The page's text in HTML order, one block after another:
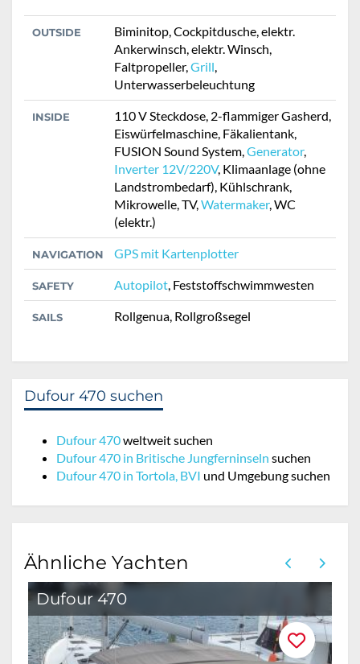
OUTSIDE
Biminitop, Cockpitdusche, elektr.
Ankerwinsch, elektr. Winsch,
Faltpropeller,Grill,
Unterwasserbeleuchtung
INSIDE
110 V Steckdose, 2-flammiger Gasherd,
Eiswürfelmaschine, Fäkalientank,
FUSION Sound System,Generator,
Inverter 12V/220V, Klimaanlage (ohne
Landstrombedarf), Kühlschrank,
Mikrowelle, TV,Watermaker, WC
(elektr.)
NAVIGATION GPS mit Kartenplotter
SAFETY Autopilot, Feststoffschwimmwesten
SAILS Rollgenua, Rollgroßsegel
Dufour 470 suchen
Dufour 470weltweit suchen
Dufour 470 in Britische Jungferninseln suchen
Dufour 470 in Tortola, BVI und Umgebung suchen
Ähnliche Yachten
Dufour 470